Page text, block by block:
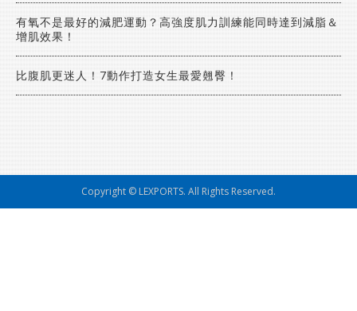
有氧不是最好的減肥運動？高強度肌力訓練能同時達到減脂＆
增肌效果！
比腹肌更迷人！7動作打造女生最愛翹臀！
Copyright © LEXPORTS. All Rights Reserved.